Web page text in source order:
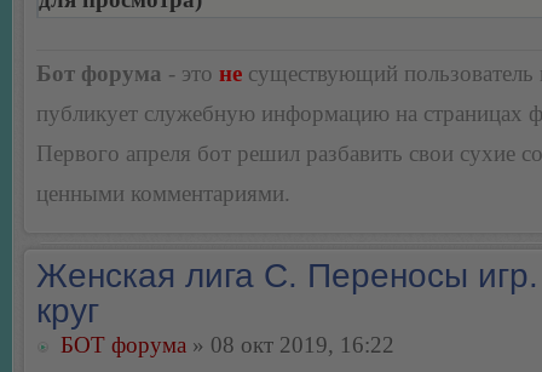
Бот форума - это не существующий пользователь
публикует служебную информацию на страницах
Первого апреля бот решил разбавить свои сухие
ценными комментариями.
Женская лига С. Переносы
круг
БОТ форума » 08 окт 2019, 16:22